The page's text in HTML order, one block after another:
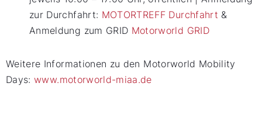
zur Durchfahrt: MOTORTREFF Durchfahrt &
Anmeldung zum GRID Motorworld GRID
Weitere Informationen zu den Motorworld Mobility
Days:www.motorworld-miaa.de